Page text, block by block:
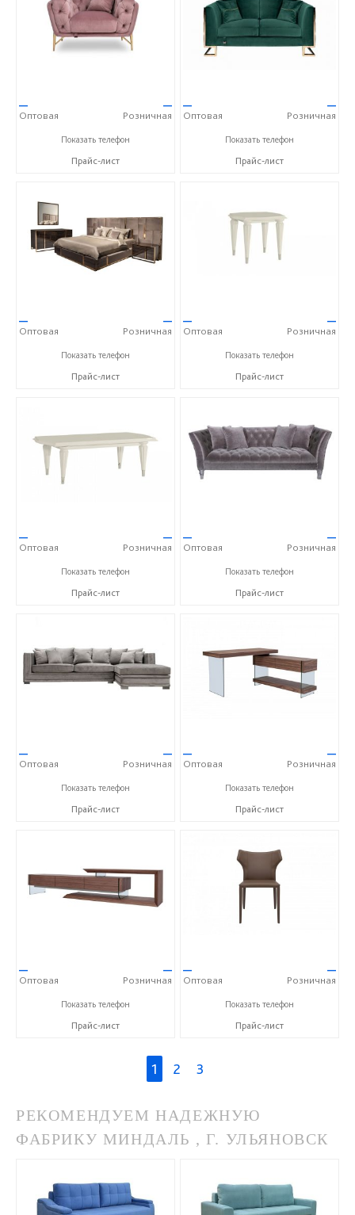
—
Оптовая
—
Розничная
+7 (800) 777-06-30
Показать телефон
Прайс-лист
—
Оптовая
—
Розничная
+7 (800) 777-06-30
Показать телефон
Прайс-лист
—
Оптовая
—
Розничная
+7 (800) 777-06-30
Показать телефон
Прайс-лист
—
Оптовая
—
Розничная
+7 (800) 777-06-30
Показать телефон
Прайс-лист
—
Оптовая
—
Розничная
+7 (800) 777-06-30
Показать телефон
Прайс-лист
—
Оптовая
—
Розничная
+7 (800) 777-06-30
Показать телефон
Прайс-лист
—
Оптовая
—
Розничная
+7 (800) 777-06-30
Показать телефон
Прайс-лист
—
Оптовая
—
Розничная
+7 (800) 777-06-30
Показать телефон
Прайс-лист
—
Оптовая
—
Розничная
+7 (800) 777-06-30
Показать телефон
Прайс-лист
—
Оптовая
—
Розничная
+7 (800) 777-06-30
Показать телефон
Прайс-лист
1 2 3
РЕКОМЕНДУЕМ НАДЕЖНУЮ
ФАБРИКУ МИНДАЛЬ , Г. УЛЬЯНОВСК